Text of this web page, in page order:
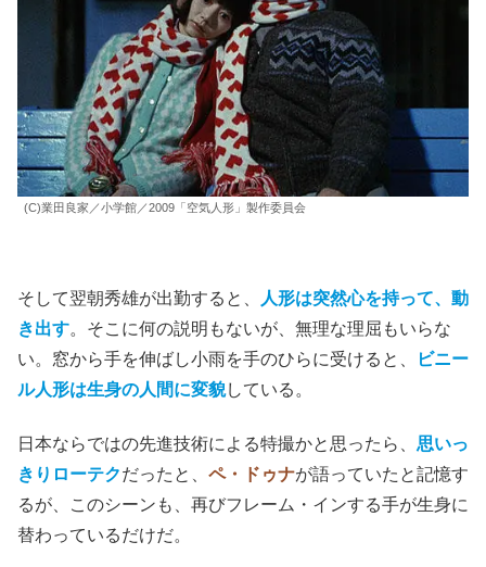
(C)業田良家／小学館／2009「空気人形」製作委員会
そして翌朝秀雄が出勤すると、
人形は突然心を持って、動
き出す。そこに何の説明もないが、無理な理屈もいらな
い。窓から手を伸ばし小雨を手のひらに受けると、
ビニー
ル人形は生身の人間に変貌している。
日本ならではの先進技術による特撮かと思ったら、 思いっ
きりローテクだったと、 ペ・ドゥナが語っていたと記憶す
るが、このシーンも、再びフレーム・インする手が生身に
替わっているだけだ。